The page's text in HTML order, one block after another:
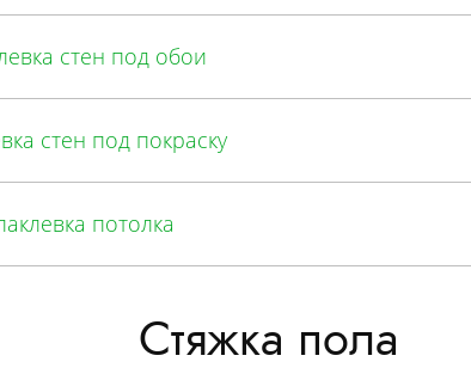
стен под обои
стен под покраску
потолка
Стяжка пола